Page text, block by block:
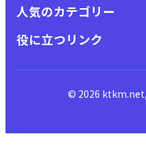
人気のカテゴリー
役に立つリンク
© 2026